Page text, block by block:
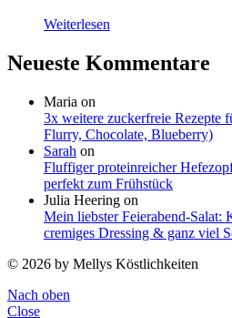
Weiterlesen
Neueste Kommentare
Maria on
3x weitere zuckerfreie Rezepte
Flurry, Chocolate, Blueberry)
Sarah on
Fluffiger proteinreicher
perfekt zum Frühstück
Julia Heering on
Mein liebster Feierabend-Salat:
cremiges Dressing & ganz viel
© 2026 by Mellys Köstlichkeiten
Nach oben
Close